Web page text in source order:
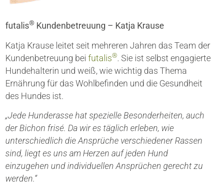
futalis® Kundenbetreuung – Katja Krause
Katja Krause leitet seit mehreren Jahren das Team der
Kundenbetreuung bei futalis®. Sie ist selbst engagierte
Hundehalterin und weiß, wie wichtig das Thema
Ernährung für das Wohlbefinden und die Gesundheit
des Hundes ist.
„Jede Hunderasse hat spezielle Besonderheiten, auch
der Bichon frisé. Da wir es täglich erleben, wie
unterschiedlich die Ansprüche verschiedener Rassen
sind, liegt es uns am Herzen auf jeden Hund
einzugehen und individuellen Ansprüchen gerecht zu
werden.“